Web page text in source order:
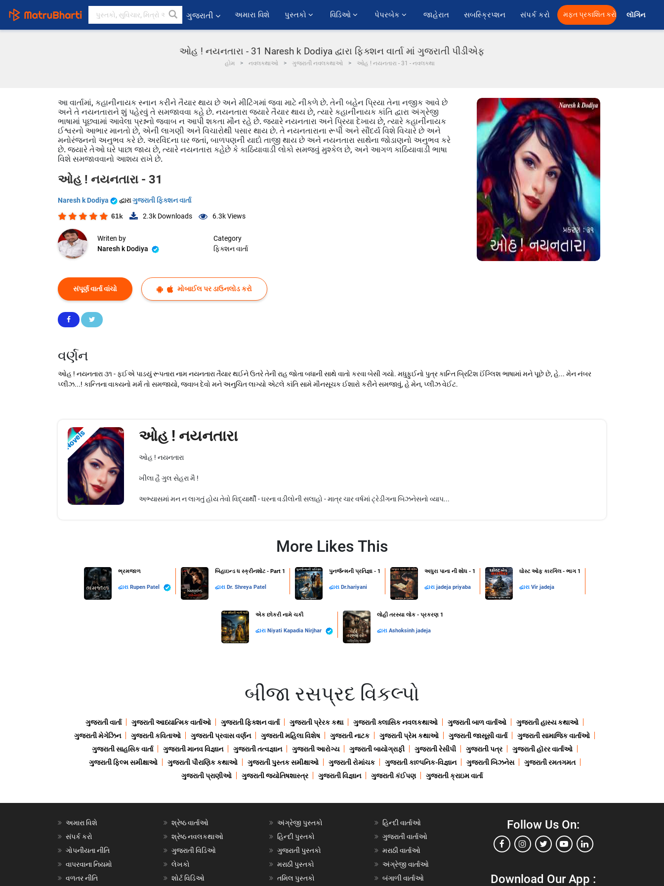
ગુજરાતી અમારા વિશે પુસ્તકો વિડિઓ પેપરબેક જાહેરાત સબસ્ક્રિપ્શન સંપર્ક કરો મફત પ્રકાશિત કરો લૉગિન
ઓહ ! નયનતારા - 31 Naresh k Dodiya દ્વારા ફિક્શન વાર્તા માં ગુજરાતી પીડીએફ
હોમ નવલકથાઓ ગુજરાતી નવલકથાઓ ઓહ ! નયનતારા - 31 - નવલકથા
આ વાર્તામાં, કહાનીનાયક સ્નાન કરીને તૈયાર થાય છે અને મીટિંગમાં જવા માટે નીકળે છે. તેની બહેન પ્રિયા તેના નજીક આવે છે
અને તે નયનતારાને શું પહેરવું તે સમજાવવા કહે છે. નયનતારા જ્યારે તૈયાર થાય છે, ત્યારે કહાનીનાયક કાંતિ દ્વારા અંગ્રેજી
ભાષામાં પૂછવામાં આવેલા પ્રશ્નનો જવાબ ન આપી શકતા મૌન રહે છે. જ્યારે નયનતારા અને પ્રિયા દેખાય છે, ત્યારે કહાનીનાયક
ઈશ્વરનો આભાર માનતો છે, એની લાગણી અને વિચારોથી પસાર થાય છે. તે નયનતારાના રૂપી અને સૌંદર્ય વિશે વિચારે છે અને
મનોરંજનનો અનુભવ કરે છે. અરવિંદના ઘર જતાં, બાળપણની યાદો તાજી થાય છે અને નયનતારા સાથેના જોડાણનો અનુભવ કરે
છે. જ્યારે તેઓ ઘરે પાછા જાય છે, ત્યારે નયનતારા કહેછે કે કાઠિયાવાડી લોકો સમજવું મુશ્કેલ છે, અને આગળ કાઠિયાવાડી ભાષા
વિશે સમજાવવાનો આશય રાખે છે.
ઓહ ! નયનતારા - 31
Naresh k Dodiya દ્વારાગુજરાતી ફિક્શન વાર્તા
61k 2.3k Downloads 6.3kViews
Writen by
Naresh k Dodiya
Category
ફિક્શન વાર્તા
સંપૂર્ણ વાર્તા વાંચો મોબાઈલ પર ડાઉનલોડ કરો
વર્ણન
ઓહ ! નયનતારા ૩૧ - ફઈએ પાડયું રૂપતારા નામ નયનતારા તૈયાર થઈને ઉતરે તેની રાહ જોતા બધાની સાથે વાતો કરવા બેસી ગયો. મધુફુઈનો પુત્ર કાન્તિ બ્રિટિશ ઈંગ્લિશ ભાષામાં મને પૂછે છે, હે... મેન નંબર
પ્લીઝ...! કાન્તિના વાક્યનો મર્મ તો સમજાયો, જવાબ દેવો મને અનુચિત લાગ્યો એટલે કાંતિ સામે મૌનસૂચક ઈશારો કરીને સમજાવું, હે મેન, પ્લીઝ વેઈટ.
Novels ઓહ ! નયનતારા
ઓહ ! નયનતારા
ખીલા હૈ ગુલ સેહરા મૈ !
અભ્યાસમાં મન ન લાગતું હોય તેવો વિદ્યાર્થી - ઘરના વડીલોની સલાહો - માત્ર ચાર વર્ષમાં ટ્રેડીંગના બિઝનેસનો વ્યાપ...
More Likes This
ભ્રમજાળ
દ્વારા Rupen Patel
બિહાઇન્ડ ધ સ્ક્રીનશોટ - Part 1
દ્વારા Dr. Shreya Patel
પુનર્જન્મની પ્રતિજ્ઞા - 1
દ્વારા Dr.hariyani
અધુરા પાના ની શોધ - 1
દ્વારા jadeja priyaba
ઘોસ્ટ ઓફ કારગિલ - ભાગ 1
દ્વારા Vir jadeja
એક છોકરી નામે ચકી
દ્વારા Niyati Kapadia Nirjhar
લોહી તરસ્યા લોક - પ્રકરણ 1
દ્વારા Ashoksinh jadeja
બીજા રસપ્રદ વિકલ્પો
ગુજરાતી વાર્તા ગુજરાતી આધ્યાત્મિક વાર્તાઓ ગુજરાતી ફિક્શન વાર્તા ગુજરાતી પ્રેરક કથા ગુજરાતી ક્લાસિક નવલકથાઓ ગુજરાતી બાળ વાર્તાઓ
ગુજરાતી હાસ્ય કથાઓ
ગુજરાતી મેગેઝિન
ગુજરાતી કવિતાઓ ગુજરાતી પ્રવાસ વર્ણન ગુજરાતી મહિલા વિશેષ ગુજરાતી નાટક ગુજરાતી પ્રેમ કથાઓ ગુજરાતી જાસૂસી વાર્તા
ગુજરાતી સામાજિક વાર્તાઓ
ગુજરાતી સાહસિક વાર્તા
ગુજરાતી માનવ વિજ્ઞાન ગુજરાતી તત્વજ્ઞાન ગુજરાતી આરોગ્ય ગુજરાતી બાયોગ્રાફી ગુજરાતી રેસીપી ગુજરાતી પત્ર
ગુજરાતી હૉરર વાર્તાઓ
ગુજરાતી ફિલ્મ સમીક્ષાઓ
ગુજરાતી પૌરાણિક કથાઓ ગુજરાતી પુસ્તક સમીક્ષાઓ ગુજરાતી રોમાંચક ગુજરાતી કાલ્પનિક-વિજ્ઞાન ગુજરાતી બિઝનેસ
ગુજરાતી રમતગમત
ગુજરાતી પ્રાણીઓ
ગુજરાતી જ્યોતિષશાસ્ત્ર ગુજરાતી વિજ્ઞાન ગુજરાતી કંઈપણ ગુજરાતી ક્રાઇમ વાર્તા
અમારા વિશે
સંપર્ક કરો
ગોપનીયતા નીતિ
વાપરવાના નિયમો
વળતર નીતિ
શ્રેષ્ઠ વાર્તાઓ
શ્રેષ્ઠ નવલકથાઓ
ગુજરાતી વિડિઓ
લેખકો
શોર્ટ વિડિઓ
અંગ્રેજી પુસ્તકો
હિન્દી પુસ્તકો
ગુજરાતી પુસ્તકો
મરાઠી પુસ્તકો
તમિલ પુસ્તકો
હિન્દી વાર્તાઓ
ગુજરાતી વાર્તાઓ
મરાઠી વાર્તાઓ
અંગ્રેજી વાર્તાઓ
બંગાળી વાર્તાઓ
Follow Us On:
Download Our App :